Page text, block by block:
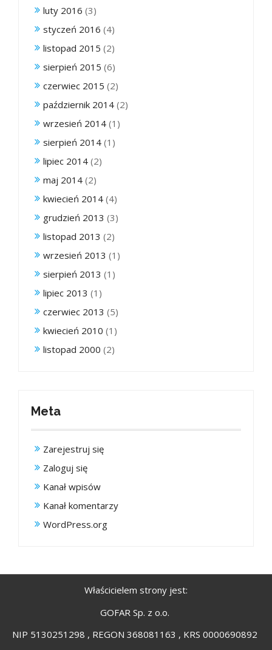
luty 2016 (3)
styczeń 2016 (4)
listopad 2015 (2)
sierpień 2015 (6)
czerwiec 2015 (2)
październik 2014 (2)
wrzesień 2014 (1)
sierpień 2014 (1)
lipiec 2014 (2)
maj 2014 (2)
kwiecień 2014 (4)
grudzień 2013 (3)
listopad 2013 (2)
wrzesień 2013 (1)
sierpień 2013 (1)
lipiec 2013 (1)
czerwiec 2013 (5)
kwiecień 2010 (1)
listopad 2000 (2)
Meta
Zarejestruj się
Zaloguj się
Kanał wpisów
Kanał komentarzy
WordPress.org
Właścicielem strony jest:
GOFAR Sp. z o.o.
NIP 5130251298 , REGON 368081163 , KRS 0000690892